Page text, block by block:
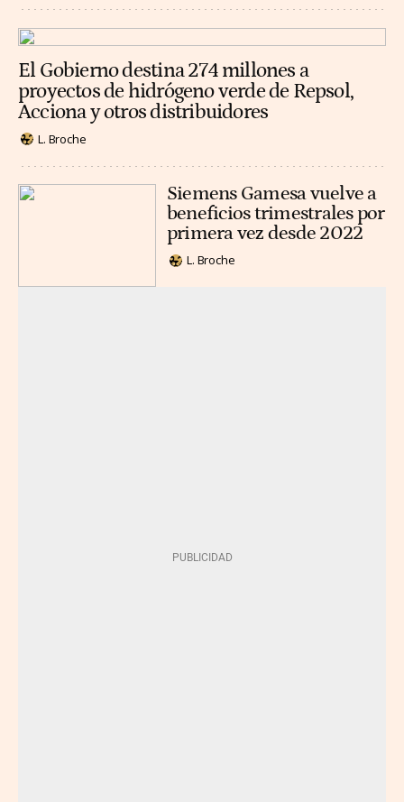
El Gobierno destina 274 millones a
proyectos de hidrógeno verde de Repsol,
Acciona y otros distribuidores
L. Broche
Siemens Gamesa vuelve a
beneficios trimestrales por
primera vez desde 2022
L. Broche